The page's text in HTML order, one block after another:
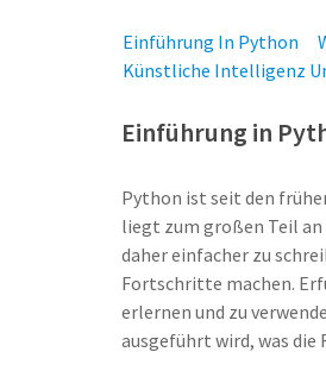
Einführung In Python
Künstliche Intelligenz
Einführung in
Python ist seit den
liegt zum großen Teil an
daher einfacher zu
Fortschritte machen.
erlernen und zu
ausgeführt wird, was